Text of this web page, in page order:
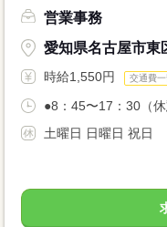
営業事務
愛知県名古屋市東
時給1,550円 交通費
●8：45〜17：30（
土曜日 日曜日 祝日